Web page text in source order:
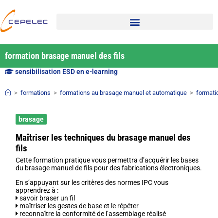
formation brasage manuel des fils
sensibilisation ESD en e-learning
> formations > formations au brasage manuel et automatique >
brasage
Maîtriser les techniques du brasage manuel des
fils
Cette formation pratique vous permettra d’acquérir les bases
du brasage manuel de fils pour des fabrications électroniques.
En s’appuyant sur les critères des normes IPC vous
apprendrez à :
savoir braser un fil
maîtriser les gestes de base et le répéter
reconnaître la conformité de l’assemblage réalisé